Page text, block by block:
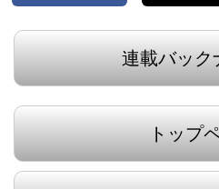
連載バック
トップ